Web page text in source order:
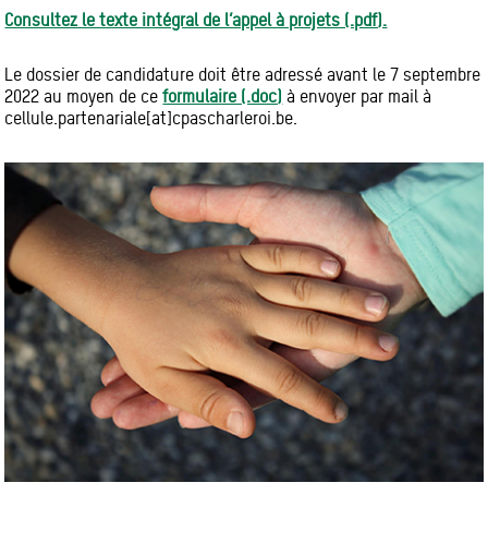
Consultez le texte intégral de l’appel à projets (.pdf).
Le dossier de candidature doit être adressé avant le 7 septembre
2022 au moyen de ceformulaire (.doc) à envoyer par mail à
cellule.partenariale[at]cpascharleroi.be.